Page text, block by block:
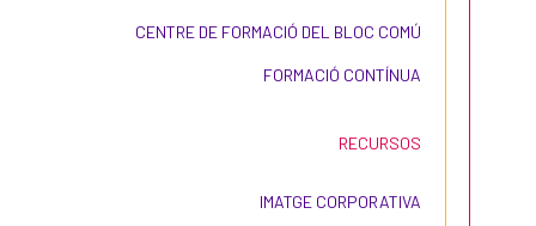
CENTRE DE FORMACIÓ DEL BLOC COMÚ
FORMACIÓ CONTÍNUA
RECURSOS
IMATGE CORPORATIVA